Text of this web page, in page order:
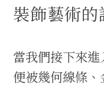
裝飾藝術的
當我們接下來進
便被幾何線條